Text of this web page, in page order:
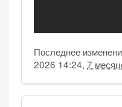
Последнее
2026 14:24, 7